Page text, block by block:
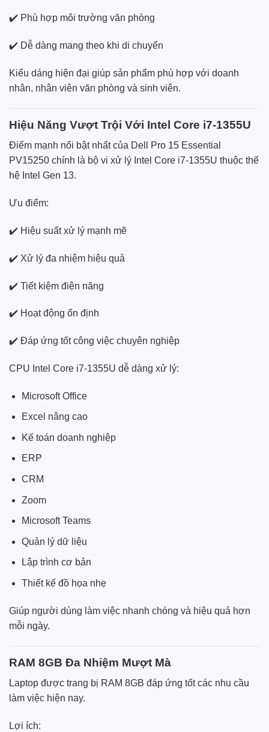
✔️ Phù hợp môi trường văn phòng
✔️ Dễ dàng mang theo khi di chuyển
Kiểu dáng hiện đại giúp sản phẩm phù hợp với doanh
nhân, nhân viên văn phòng và sinh viên.
Hiệu Năng Vượt Trội Với Intel Core i7-1355U
Điểm mạnh nổi bật nhất của Dell Pro 15 Essential
PV15250 chính là bộ vi xử lý Intel Core i7-1355U thuộc thế
hệ Intel Gen 13.
Ưu điểm:
✔️ Hiệu suất xử lý mạnh mẽ
✔️ Xử lý đa nhiệm hiệu quả
✔️ Tiết kiệm điện năng
✔️ Hoạt động ổn định
✔️ Đáp ứng tốt công việc chuyên nghiệp
CPU Intel Core i7-1355U dễ dàng xử lý:
Microsoft Office
Excel nâng cao
Kế toán doanh nghiệp
ERP
CRM
Zoom
Microsoft Teams
Quản lý dữ liệu
Lập trình cơ bản
Thiết kế đồ họa nhẹ
Giúp người dùng làm việc nhanh chóng và hiệu quả hơn
mỗi ngày.
RAM 8GB Đa Nhiệm Mượt Mà
Laptop được trang bị RAM 8GB đáp ứng tốt các nhu cầu
làm việc hiện nay.
Lợi ích: